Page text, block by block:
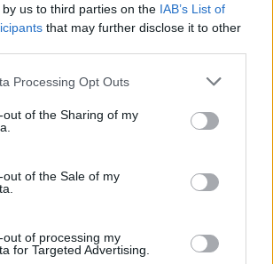
us to third parties on the IAB’s List of
that may further disclose it to other
Processing Opt Outs
out of the Sharing of my
out of the Sale of my
out of processing my
for Targeted Advertising.
un trabajo a largo plazo. Su
y la necesidad de
social, económica y
que cada vez sean más los que
la mejor salida tras
Y esta mentalidad y
redunda sin duda, no
la economía y la cultura general